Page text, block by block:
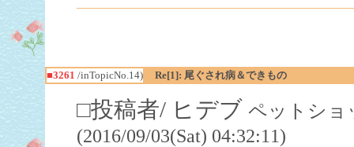
■3261 /inTopicNo.14) Re[1]: 尾ぐされ病＆できもの
□投稿者/ ヒデブ ペットショ
(2016/09/03(Sat) 04:32:11)